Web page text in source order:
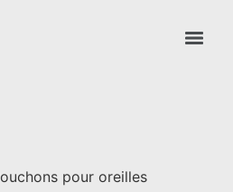
pour oreilles